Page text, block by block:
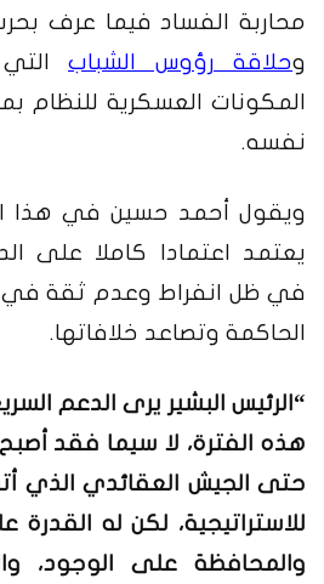
محاربة الفساد فيما عرف
وحلاقة رؤوس الشباب
المكونات العسكرية للنظام
نفسه.
ويقول أحمد حسين في هذا
يعتمد اعتمادا كاملا على
في ظل انفراط وعدم ثقة
الحاكمة وتصاعد خلافاتها.
“الرئيس البشير يرى الدعم
هذه الفترة، لا سيما فقد
حتى الجيش العقائدي الذي
للاستراتيجية، لكن له القدرة
والمحافظة على الوجود،